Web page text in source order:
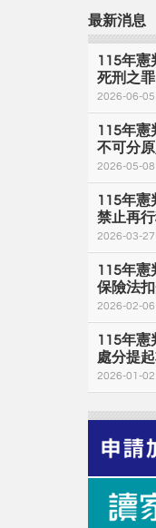
最新消息
115年憲
死刑之
2026-06-05
115年憲
不可分原
2026-05-08
115年憲
禁止再行
2026-03-27
115年憲
保險法
2026-02-06
115年憲
處分提起
2026-01-02